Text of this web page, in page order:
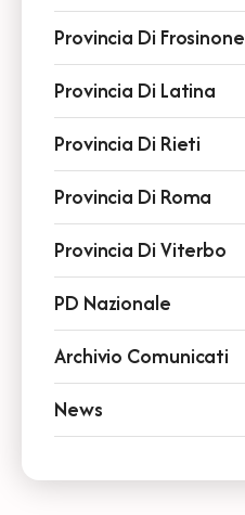
Provincia Di Frosinone
Provincia Di Latina
Provincia Di Rieti
Provincia Di Roma
Provincia Di Viterbo
PD Nazionale
Archivio Comunicati
News